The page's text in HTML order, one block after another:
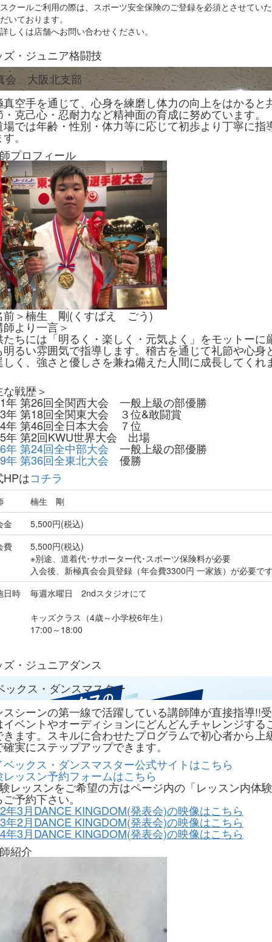
スクールご利用の際は、スポーツ安全保険のご登録を必須とさせていた
だいております。
詳しくは店舗へお問い合わせください。
ズ・ジュニア格闘技
会 大阪北支部
真空手を通じて、心身を練磨し体力の向上をはかると
・克己心・忍耐力など精神面の育成に努めています。
場では年齢・性別・体力等に応じて初歩より丁寧に指
。
プロフィール
前＞楠生 剛(くすばえ ごう)
師より一言＞
たちには「明るく・楽しく・元気よく」をモットーに
明るい雰囲気で指導します。稽古を通じて礼節や心身
しく、強さと優しさを兼ね備えた人間に成長してくれ
戦歴＞
年 第26回全関西大会 一般上級の部優勝
年 第18回全関東大会 ３位&敢闘賞
年 第46回全日本大会 ７位
年 第2回KWU世界大会 出場
年 第24回全中部大会一般上級の部優勝
年 第36回全東北大会 優勝
HPはコチラ
楠生 剛
金
5,500円(税込)
費
5,500円(税込)
※別途、道着代･サポーター代･スポーツ保険料が必要
入会後、新極真会会員登録（年会費3300円 一家族）が必要で
日時
毎週水曜日 2ndスタジオにて
キッズクラス（4歳～小学校6年生）
17:00～18:00
ズ・ジュニアダンス
ックス・ダンスマスター
スシーンの第一線で活躍している講師陣が直接指導!!
イベントやオーディションにどんどんチャレンジする
きます。スキルに合わせたプログラムで初心者から上
実にステップアップできます。
ベックス・ダンスマスター公式サイトはこちら
レッスン予約フォームはこちら
レッスンをご希望の方はページ内の「レッスン内体
予約下さい。
年3月DANCE KINGDOM(発表会)の映像はこちら
年2月DANCE KINGDOM(発表会)の映像はこちら
年3月DANCE KINGDOM(発表会)の映像はこちら
紹介